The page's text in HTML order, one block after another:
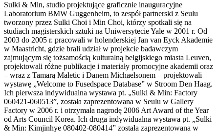
Sulki & Min, studio projektujące graficznie inauguracyjne
Laboratorium BMW Guggenheim, to zespół partnerski z Seulu
tworzony przez Sulki Choi i Min Choi, którzy spotkali się na
studiach magisterskich sztuki na Uniwersytecie Yale w 2001 r. Od
2003 do 2005 r. pracowali w holenderskiej Jan van Eyck Akademie
w Maastricht, gdzie brali udział w projekcie badawczym
zajmującym się tożsamością kulturalną belgijskiego miasta Leuven,
projektowali różne publikacje i materiały promocyjne akademii oraz
– wraz z Tamarą Maletic i Danem Michaelsonem – projektowali
wystawę „Welcome to Fusedspace Database” w Stroom Den Haag.
Ich pierwsza indywidualna wystawa pt. „Sulki & Min: Factory
060421-060513”, została zaprezentowana w Seulu w Gallery
Factory w 2006 r. i otrzymała nagrodę 2006 Art Award of the Year
od Arts Council Korea. Ich druga indywidualna wystawa pt. „Sulki
& Min: Kimjinhye 080402-080414” została zaprezentowana w